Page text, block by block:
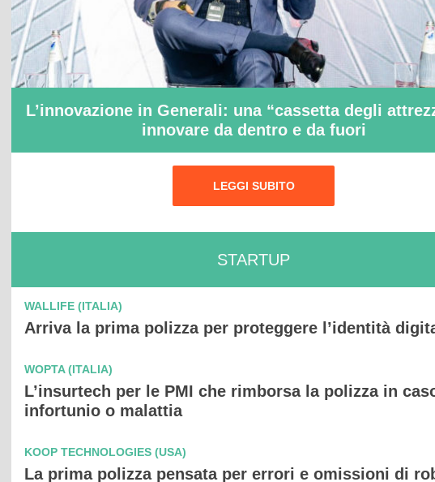
L’innovazione in Generali: una “cassetta degli
innovare da dentro e da fuori
LEGGI SUBITO
STARTUP
WALLIFE (ITALIA)
Arriva la prima polizza per proteggere l’identità
WOPTA (ITALIA)
L’insurtech per le PMI che rimborsa la polizza in
infortunio o malattia
KOOP TECHNOLOGIES (USA)
La prima polizza pensata per errori e omissioni di